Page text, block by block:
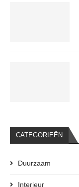
CATEGORIEËN
Duurzaam
Interieur